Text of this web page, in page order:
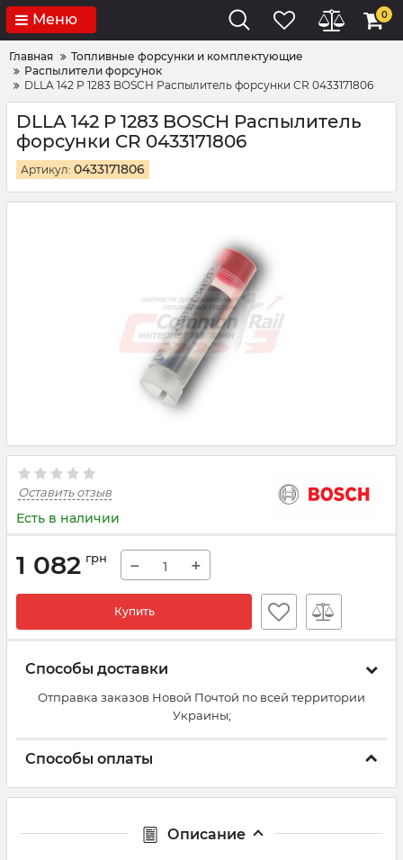
Меню 0
Главная
Топливные форсунки и комплектующие
Распылители форсунок
DLLA 142 P 1283 BOSCH Распылитель форсунки CR 0433171806
DLLA 142 P 1283 BOSCH Распылитель
форсунки CR 0433171806
Артикул: 0433171806
Оставить отзыв
Есть в наличии
1 082 грн − +
Купить
Способы доставки
Отправка заказов Новой Почтой по всей территории
Украины;
Способы оплаты
Описание